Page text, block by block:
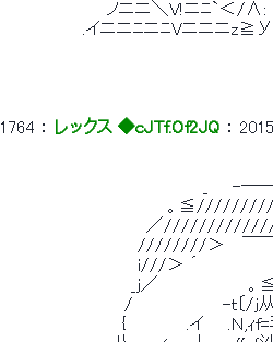
ノニニ＼V!ニﾆ`＜/∧: :///
.イニニﾆニﾆVニニニz≧У/イ
1764 ： レックス ◆cJTf.Of2JQ ：
_　　-―――　
。
／//////////////＼
////////＞ 　￣￣
i///＞ ´　　　　　　
_j／　　　　　　　 。≦　　
/　　　　　　 　-ｔ〔/j从
{　　　　　.イ　　.Ｎ,ｨf=ミ､.!＼